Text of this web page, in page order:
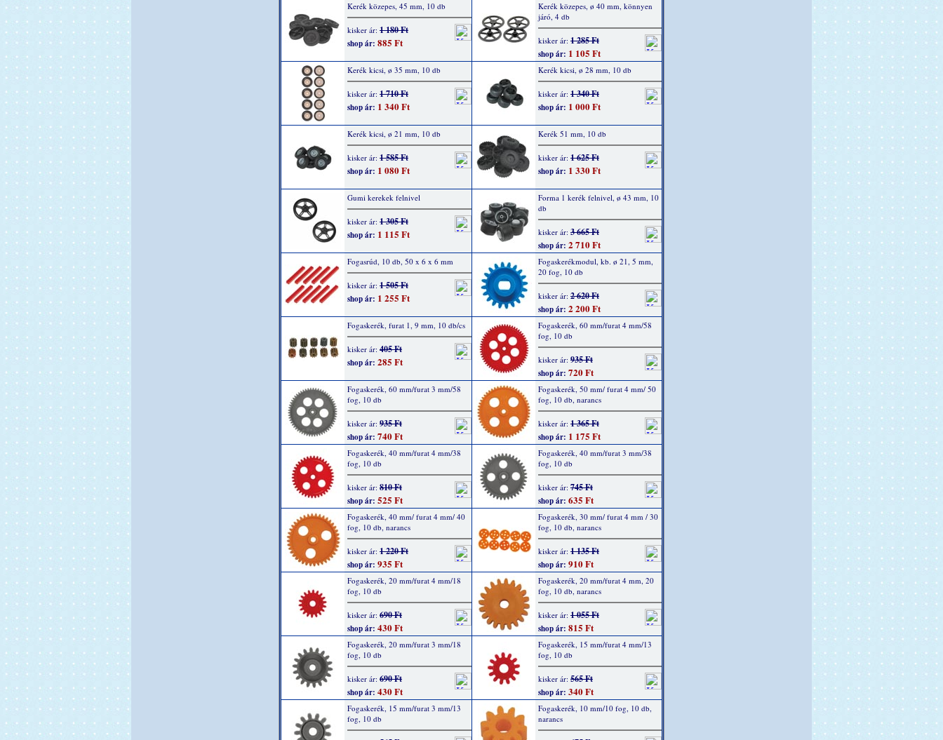
Kerék közepes, 45 mm, 10 db
kisker ár: 1 180 Ft
shop ár: 885 Ft
Kerék közepes, ø 40 mm, könnyen
járó, 4 db
kisker ár: 1 285 Ft
shop ár: 1 105 Ft
Kerék kicsi, ø 35 mm, 10 db
kisker ár: 1 710 Ft
shop ár: 1 340 Ft
Kerék kicsi, ø 28 mm, 10 db
kisker ár: 1 340 Ft
shop ár: 1 000 Ft
Kerék kicsi, ø 21 mm, 10 db
kisker ár: 1 585 Ft
shop ár: 1 080 Ft
Kerék 51 mm, 10 db
kisker ár: 1 625 Ft
shop ár: 1 330 Ft
Gumi kerekek felnivel
kisker ár: 1 305 Ft
shop ár: 1 115 Ft
Forma 1 kerék felnivel, ø 43 mm, 10
db
kisker ár: 3 665 Ft
shop ár: 2 710 Ft
Fogasrúd, 10 db, 50 x 6 x 6 mm
kisker ár: 1 505 Ft
shop ár: 1 255 Ft
Fogaskerékmodul, kb. ø 21, 5 mm,
20 fog, 10 db
kisker ár: 2 620 Ft
shop ár: 2 200 Ft
Fogaskerék, furat 1, 9 mm, 10 db/cs
kisker ár: 405 Ft
shop ár: 285 Ft
Fogaskerék, 60 mm/furat 4 mm/58
fog, 10 db
kisker ár: 935 Ft
shop ár: 720 Ft
Fogaskerék, 60 mm/furat 3 mm/58
fog, 10 db
kisker ár: 935 Ft
shop ár: 740 Ft
Fogaskerék, 50 mm/ furat 4 mm/ 50
fog, 10 db, narancs
kisker ár: 1 365 Ft
shop ár: 1 175 Ft
Fogaskerék, 40 mm/furat 4 mm/38
fog, 10 db
kisker ár: 810 Ft
shop ár: 525 Ft
Fogaskerék, 40 mm/furat 3 mm/38
fog, 10 db
kisker ár: 745 Ft
shop ár: 635 Ft
Fogaskerék, 40 mm/ furat 4 mm/ 40
fog, 10 db, narancs
kisker ár: 1 220 Ft
shop ár: 935 Ft
Fogaskerék, 30 mm/ furat 4 mm / 30
fog, 10 db, narancs
kisker ár: 1 135 Ft
shop ár: 910 Ft
Fogaskerék, 20 mm/furat 4 mm/18
fog, 10 db
kisker ár: 690 Ft
shop ár: 430 Ft
Fogaskerék, 20 mm/furat 4 mm, 20
fog, 10 db, narancs
kisker ár: 1 055 Ft
shop ár: 815 Ft
Fogaskerék, 20 mm/furat 3 mm/18
fog, 10 db
kisker ár: 690 Ft
shop ár: 430 Ft
Fogaskerék, 15 mm/furat 4 mm/13
fog, 10 db
kisker ár: 565 Ft
shop ár: 340 Ft
Fogaskerék, 15 mm/furat 3 mm/13
fog, 10 db
Fogaskerék, 10 mm/10 fog, 10 db,
narancs